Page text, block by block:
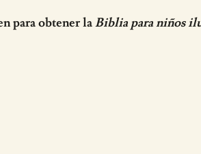
para obtener laBiblia para niños